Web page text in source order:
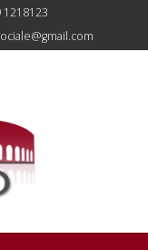
1218123